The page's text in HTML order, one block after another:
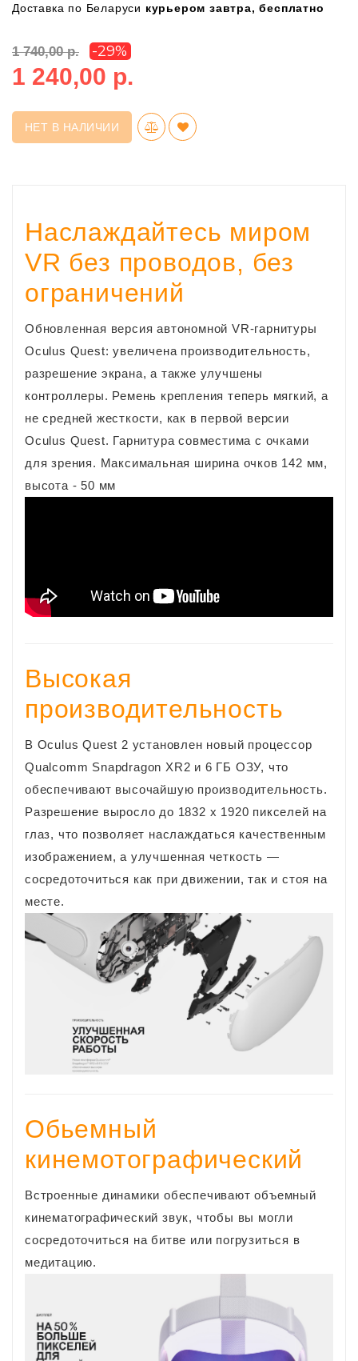
Доставка по Беларуси курьером завтра, бесплатно
1 740,00 р. -29%
1 240,00 р.
НЕТ В НАЛИЧИИ
Наслаждайтесь миром
VR без проводов, без
ограничений
Обновленная версия автономной VR-гарнитуры
Oculus Quest: увеличена производительность,
разрешение экрана, а также улучшены
контроллеры. Ремень крепления теперь мягкий, а
не средней жесткости, как в первой версии
Oculus Quest. Гарнитура совместима с очками
для зрения. Максимальная ширина очков 142 мм,
высота - 50 мм
Высокая
производительность
В Oculus Quest 2 установлен новый процессор
Qualcomm Snapdragon XR2 и 6 ГБ ОЗУ, что
обеспечивают высочайшую производительность.
Разрешение выросло до 1832 x 1920 пикселей на
глаз, что позволяет наслаждаться качественным
изображением, а улучшенная четкость —
сосредоточиться как при движении, так и стоя на
месте.
Обьемный
кинемотографический
Встроенные динамики обеспечивают объемный
кинематографический звук, чтобы вы могли
сосредоточиться на битве или погрузиться в
медитацию.